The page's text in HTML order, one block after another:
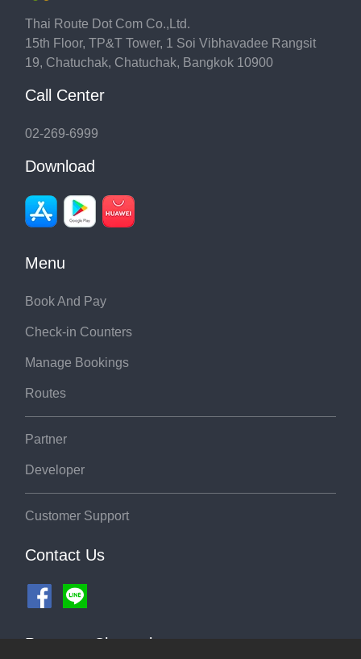
Thai Route Dot Com Co.,Ltd.
15th Floor, TP&T Tower, 1 Soi Vibhavadee Rangsit
19, Chatuchak, Chatuchak, Bangkok 10900
Call Center
02-269-6999
Download
Menu
Book And Pay
Check-in Counters
Manage Bookings
Routes
Partner
Developer
Customer Support
Contact Us
Payment Channel